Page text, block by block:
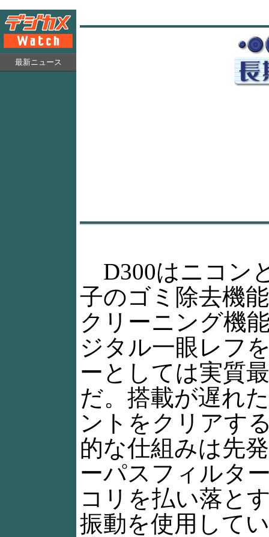
最新ニュース
D300はニコン
子のゴミ除去機
クリーニング機
ジタル一眼レフ
ーとしては実質
だ。搭載が遅れ
ントをクリアす
的な仕組みは先
ーパスフィルタ
コリを払い落と
振動を使用して